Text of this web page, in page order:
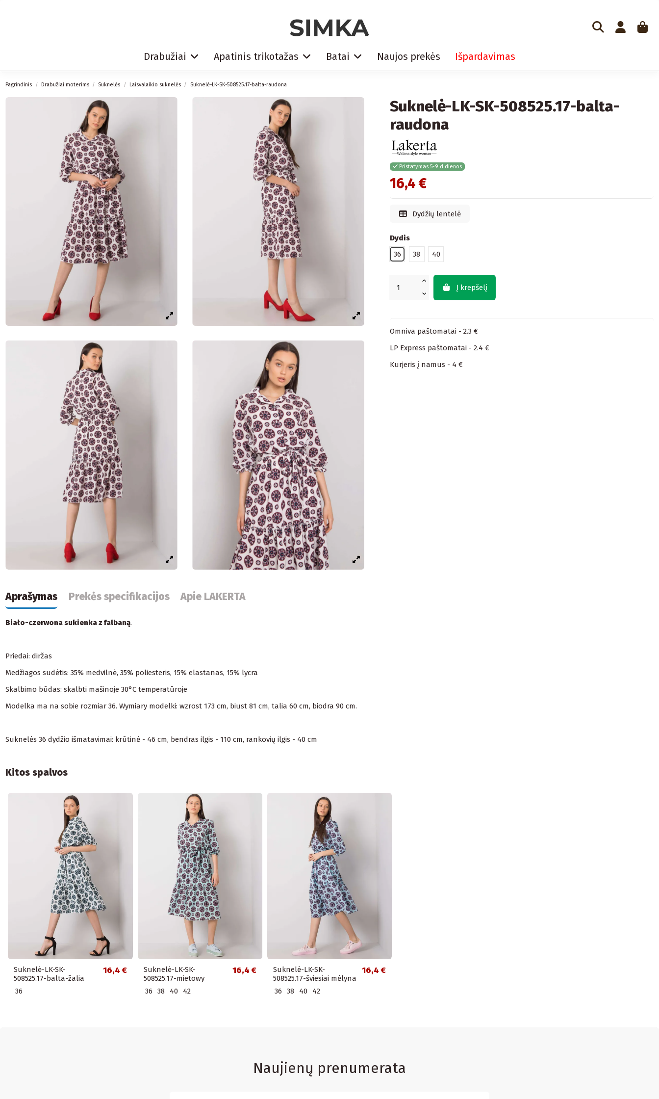
Drabužiai Apatinis trikotažas Batai Naujos prekės Išpardavimas
Pagrindinis Drabužiai moterims Suknelės Laisvalaikio suknelės Suknelė-LK-SK-508525.17-balta-raudona
Suknelė-LK-SK-508525.17-balta-
raudona
Pristatymas 5-9 d.dienos
16,4 €
Dydžių lentelė
Dydis
36
38 40
Į krepšelį
Omniva paštomatai - 2.3 €
LP Express paštomatai - 2.4 €
Kurjeris į namus - 4 €
Aprašymas Prekės specifikacijos Apie LAKERTA
Biało-czerwona sukienka z falbaną.
Priedai: diržas
Medžiagos sudėtis: 35% medvilnė, 35% poliesteris, 15% elastanas, 15% lycra
Skalbimo būdas: skalbti mašinoje 30°C temperatūroje
Modelka ma na sobie rozmiar 36. Wymiary modelki: wzrost 173 cm, biust 81 cm, talia 60 cm, biodra 90 cm.
Suknelės 36 dydžio išmatavimai: krūtinė - 46 cm, bendras ilgis - 110 cm, rankovių ilgis - 40 cm
Kitos spalvos
Suknelė-LK-SK-
508525.17-balta-žalia
16,4 €
36
Suknelė-LK-SK-
508525.17-mietowy
16,4 €
36 38 40 42
Suknelė-LK-SK-
508525.17-šviesiai mėlyna
16,4 €
36 38 40 42
Naujienų prenumerata